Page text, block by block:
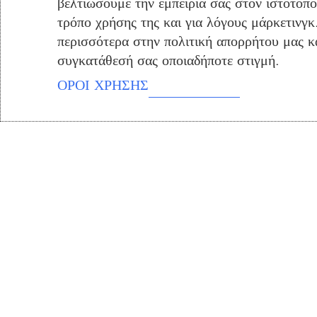
Στρώμα BeComfort
200
Στρώματα, Be comfort
Υπνοδωμάτιο
Προσθήκη Στο Καλάθι
τρόπο χρήσης της και για λόγους
περισσότερα στην πολιτική απορρήτου μας
συγκατάθεσή σας οποιαδήποτε στιγμή.
ΟΡΟΙ ΧΡΗΣΗΣ